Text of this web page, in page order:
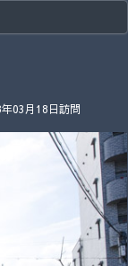
03月18日訪問